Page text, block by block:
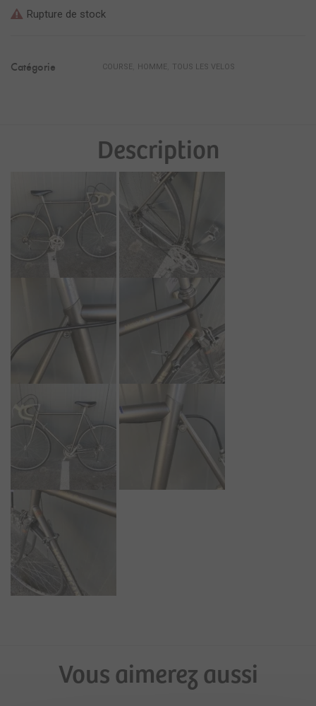
Rupture de stock
Catégorie COURSE HOMME TOUS LES VELOS
Description
Vous aimerez aussi